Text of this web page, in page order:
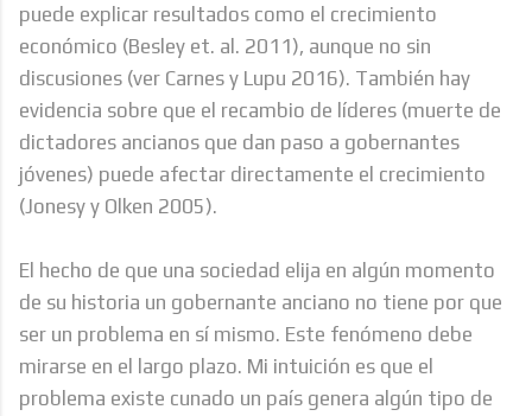
puede explicar resultados como el crecimiento
económico (Besley et. al. 2011), aunque no sin
discusiones (ver Carnes y Lupu 2016). También hay
evidencia sobre que el recambio de líderes (muerte de
dictadores ancianos que dan paso a gobernantes
jóvenes) puede afectar directamente el crecimiento
(Jonesy y Olken 2005).
El hecho de que una sociedad elija en algún momento
de su historia un gobernante anciano no tiene por que
ser un problema en sí mismo. Este fenómeno debe
mirarse en el largo plazo. Mi intuición es que el
problema existe cunado un país genera algún tipo de